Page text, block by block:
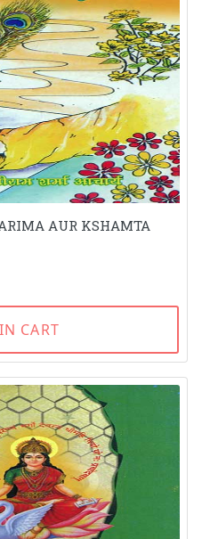
AUR KSHAMTA
CART